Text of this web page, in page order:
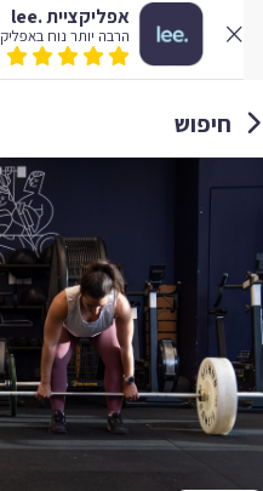
אפליקציית .lee
הרבה יותר נוח באפליקציה
חיפוש